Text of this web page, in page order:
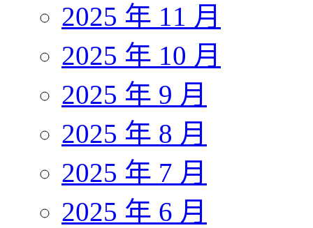
2025 年 11 月
2025 年 10 月
2025 年 9 月
2025 年 8 月
2025 年 7 月
2025 年 6 月